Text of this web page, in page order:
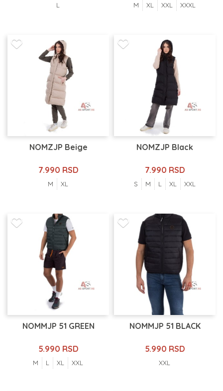
L M XL XXL XXXL
NOMZJP Beige
7.990 RSD
M XL
NOMZJP Black
7.990 RSD
S M L XL XXL
NOMMJP 51 GREEN
5.990 RSD
M L XL XXL
NOMMJP 51 BLACK
5.990 RSD
XXL